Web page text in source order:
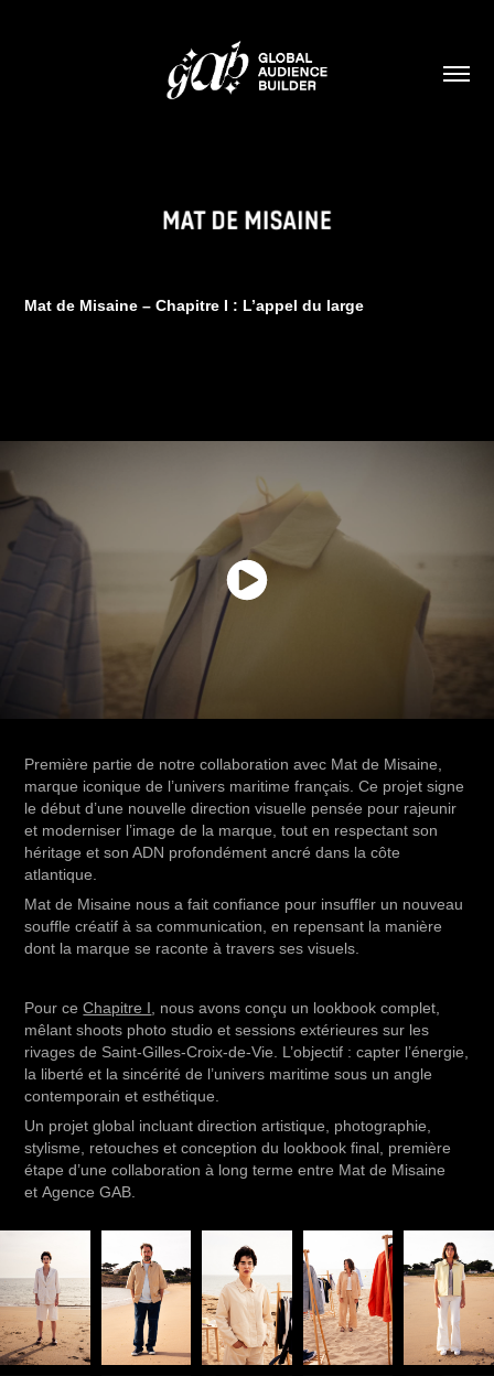
Mat de Misaine – Chapitre I : L’appel du large
Première partie de notre collaboration avec Mat de Misaine,
marque iconique de l’univers maritime français. Ce projet signe
le début d’une nouvelle direction visuelle pensée pour rajeunir
et moderniser l’image de la marque, tout en respectant son
héritage et son ADN profondément ancré dans la côte
atlantique.
Mat de Misaine nous a fait confiance pour insuffler un nouveau
souffle créatif à sa communication, en repensant la manière
dont la marque se raconte à travers ses visuels.
Pour ceChapitre I , nous avons conçu un lookbook complet,
mêlant shoots photo studio et sessions extérieures sur les
rivages de Saint-Gilles-Croix-de-Vie. L’objectif : capter l’énergie,
la liberté et la sincérité de l’univers maritime sous un angle
contemporain et esthétique.
Un projet global incluant direction artistique, photographie,
stylisme, retouches et conception du lookbook final, première
étape d’une collaboration à long terme entre Mat de Misaine
et Agence GAB.